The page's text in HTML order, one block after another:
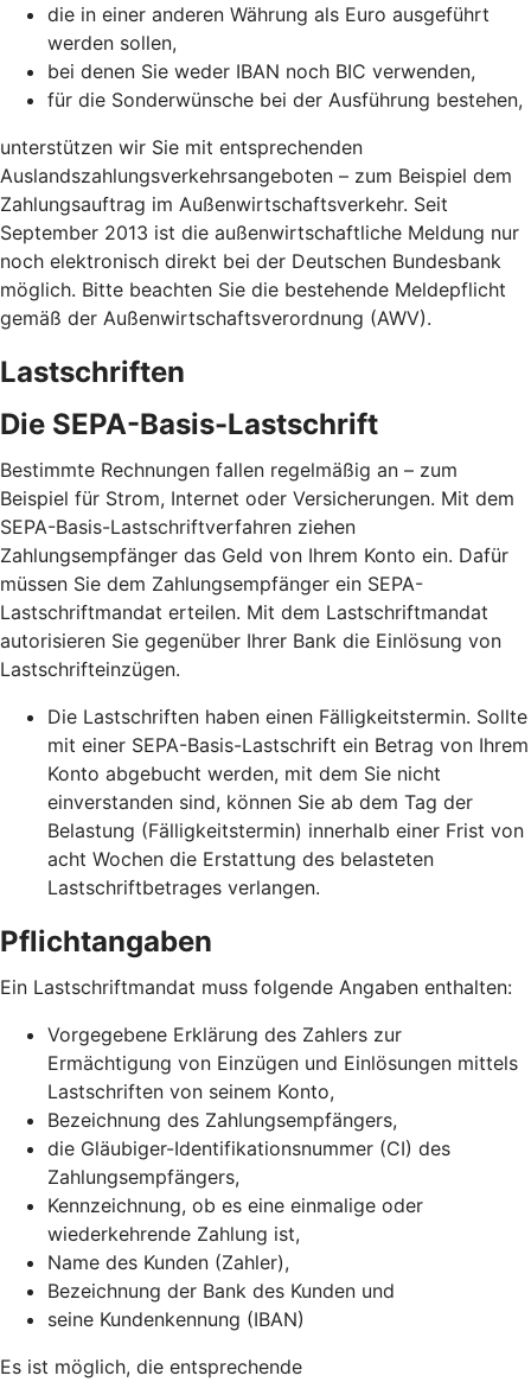
die in einer anderen Währung als Euro ausgeführt
werden sollen,
bei denen Sie weder IBAN noch BIC verwenden,
für die Sonderwünsche bei der Ausführung bestehen,
unterstützen wir Sie mit entsprechenden
Auslandszahlungsverkehrsangeboten – zum Beispiel dem
Zahlungsauftrag im Außenwirtschaftsverkehr. Seit
September 2013 ist die außenwirtschaftliche Meldung nur
noch elektronisch direkt bei der Deutschen Bundesbank
möglich. Bitte beachten Sie die bestehende Meldepflicht
gemäß der Außenwirtschaftsverordnung (AWV).
Lastschriften
Die SEPA-Basis-Lastschrift
Bestimmte Rechnungen fallen regelmäßig an – zum
Beispiel für Strom, Internet oder Versicherungen. Mit dem
SEPA-Basis-Lastschriftverfahren ziehen
Zahlungsempfänger das Geld von Ihrem Konto ein. Dafür
müssen Sie dem Zahlungsempfänger ein SEPA-
Lastschriftmandat erteilen. Mit dem Lastschriftmandat
autorisieren Sie gegenüber Ihrer Bank die Einlösung von
Lastschrifteinzügen.
Die Lastschriften haben einen Fälligkeitstermin. Sollte
mit einer SEPA-Basis-Lastschrift ein Betrag von Ihrem
Konto abgebucht werden, mit dem Sie nicht
einverstanden sind, können Sie ab dem Tag der
Belastung (Fälligkeitstermin) innerhalb einer Frist von
acht Wochen die Erstattung des belasteten
Lastschriftbetrages verlangen.
Pflichtangaben
Ein Lastschriftmandat muss folgende Angaben enthalten:
Vorgegebene Erklärung des Zahlers zur
Ermächtigung von Einzügen und Einlösungen mittels
Lastschriften von seinem Konto,
Bezeichnung des Zahlungsempfängers,
die Gläubiger-Identifikationsnummer (CI) des
Zahlungsempfängers,
Kennzeichnung, ob es eine einmalige oder
wiederkehrende Zahlung ist,
Name des Kunden (Zahler),
Bezeichnung der Bank des Kunden und
seine Kundenkennung (IBAN)
Es ist möglich, die entsprechende